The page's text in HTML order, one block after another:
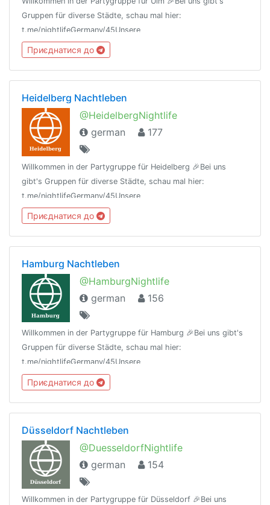
Gruppen für diverse Städte, schau mal hier:
t.me/nightlifeGermany/45Unsere
Regeln:t.me/nightlifeGermany/44Offtopic
Gruppe:https://t.me/NightlifeGermanySandbox
Приєднатися до
Heidelberg Nachtleben
@HeidelbergNightlife
german
177
Willkommen in der Partygruppe für Heidelberg 🎉Bei uns
gibt's Gruppen für diverse Städte, schau mal hier:
t.me/nightlifeGermany/45Unsere
Regeln:t.me/nightlifeGermany/44Offtopic
Gruppe:https://t.me/NightlifeGermanySandbox
Приєднатися до
Hamburg Nachtleben
@HamburgNightlife
german
156
Willkommen in der Partygruppe für Hamburg 🎉Bei uns gibt's
Gruppen für diverse Städte, schau mal hier:
t.me/nightlifeGermany/45Unsere
Regeln:t.me/nightlifeGermany/44Offtopic
Gruppe:https://t.me/NightlifeGermanySandbox
Приєднатися до
Düsseldorf Nachtleben
@DuesseldorfNightlife
german
154
Willkommen in der Partygruppe für Düsseldorf 🎉Bei uns